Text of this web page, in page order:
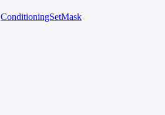
ConditioningSetMask